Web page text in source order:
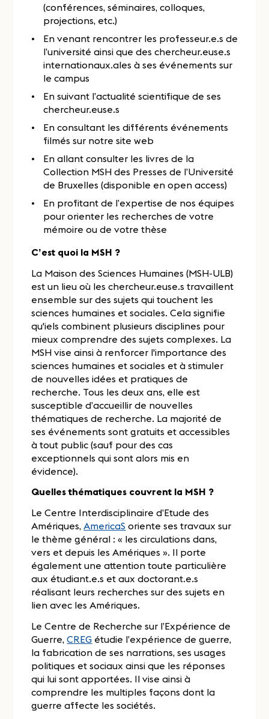
(conférences, séminaires, colloques,
projections, etc.)
En venant rencontrer les professeur.e.s de
l’université ainsi que des chercheur.euse.s
internationaux.ales à ses événements sur
le campus
En suivant l’actualité scientifique de ses
chercheur.euse.s
En consultant les différents événements
filmés sur notre site web
En allant consulter les livres de la
Collection MSH des Presses de l’Université
de Bruxelles (disponible en open access)
En profitant de l’expertise de nos équipes
pour orienter les recherches de votre
mémoire ou de votre thèse
C’est quoi la MSH ?
La Maison des Sciences Humaines (MSH-ULB)
est un lieu où les chercheur.euse.s travaillent
ensemble sur des sujets qui touchent les
sciences humaines et sociales. Cela signifie
qu'iels combinent plusieurs disciplines pour
mieux comprendre des sujets complexes. La
MSH vise ainsi à renforcer l'importance des
sciences humaines et sociales et à stimuler
de nouvelles idées et pratiques de
recherche. Tous les deux ans, elle est
susceptible d’accueillir de nouvelles
thématiques de recherche. La majorité de
ses événements sont gratuits et accessibles
à tout public (sauf pour des cas
exceptionnels qui sont alors mis en
évidence).
Quelles thématiques couvrent la MSH ?
Le Centre Interdisciplinaire d’Etude des
Amériques,AmericaS oriente ses travaux sur
le thème général : « les circulations dans,
vers et depuis les Amériques ». Il porte
également une attention toute particulière
aux étudiant.e.s et aux doctorant.e.s
réalisant leurs recherches sur des sujets en
lien avec les Amériques.
Le Centre de Recherche sur l’Expérience de
Guerre,CREG étudie l’expérience de guerre,
la fabrication de ses narrations, ses usages
politiques et sociaux ainsi que les réponses
qui lui sont apportées. Il vise ainsi à
comprendre les multiples façons dont la
guerre affecte les sociétés.